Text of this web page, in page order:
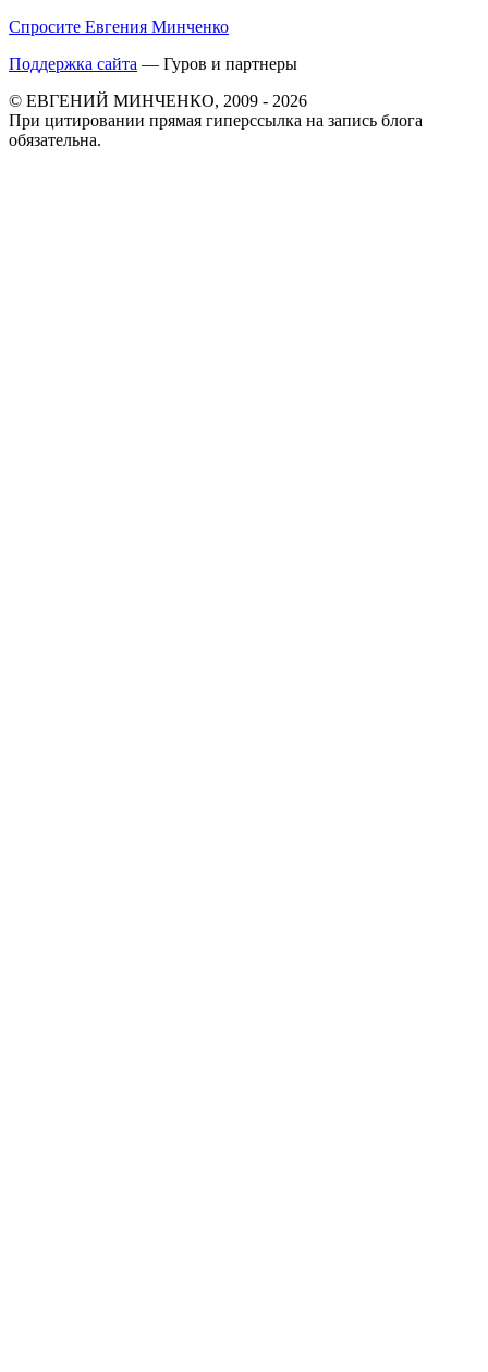
Спросите Евгения Минченко
Поддержка сайта — Гуров и партнеры
© ЕВГЕНИЙ МИНЧЕНКО, 2009 - 2026
При цитировании прямая гиперссылка на запись блога
обязательна.